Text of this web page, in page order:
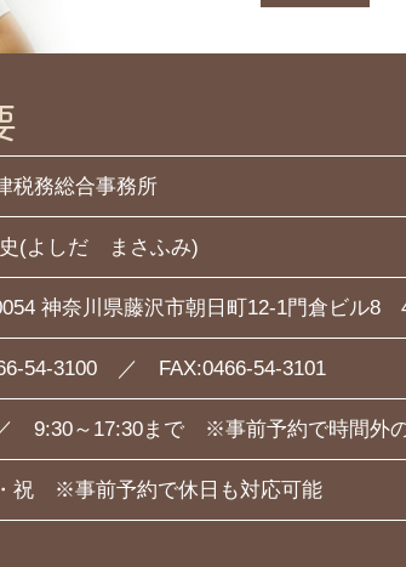
税務総合事務所
(よしだ まさふみ)
神奈川県藤沢市朝日町12-1門倉ビル8
54-3100 ／ FAX:0466-54-3101
9:30～17:30まで ※事前予約で時間外
祝 ※事前予約で休日も対応可能